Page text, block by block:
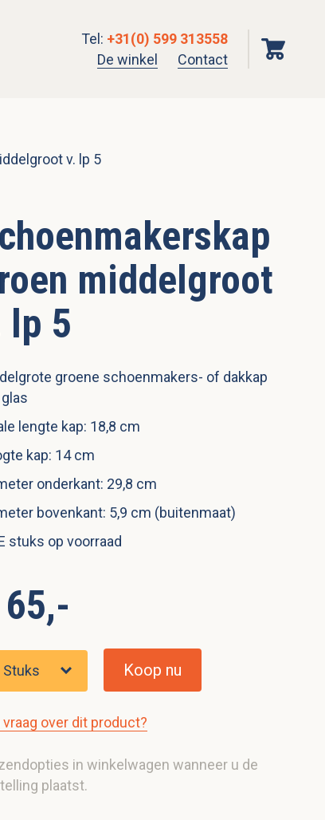
Tel: +31(0) 599 313558
De winkel
Contact
v. lp 5
middelgroot
lp 5
groene schoenmakers- of dakkap
lengte kap: 18,8 cm
kap: 14 cm
onderkant: 29,8 cm
bovenkant: 5,9 cm (buitenmaat)
stuks op voorraad
Koop nu
vraag over dit product?
in winkelwagen wanneer u de
plaatst.